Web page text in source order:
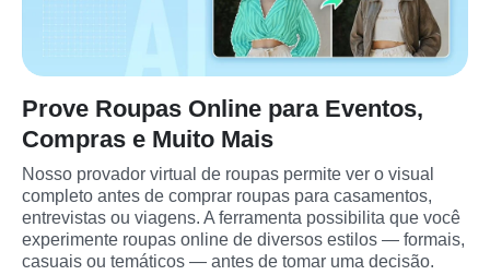
Prove Roupas Online para Eventos,
Compras e Muito Mais
Nosso provador virtual de roupas permite ver o visual
completo antes de comprar roupas para casamentos,
entrevistas ou viagens. A ferramenta possibilita que você
experimente roupas online de diversos estilos — formais,
casuais ou temáticos — antes de tomar uma decisão.